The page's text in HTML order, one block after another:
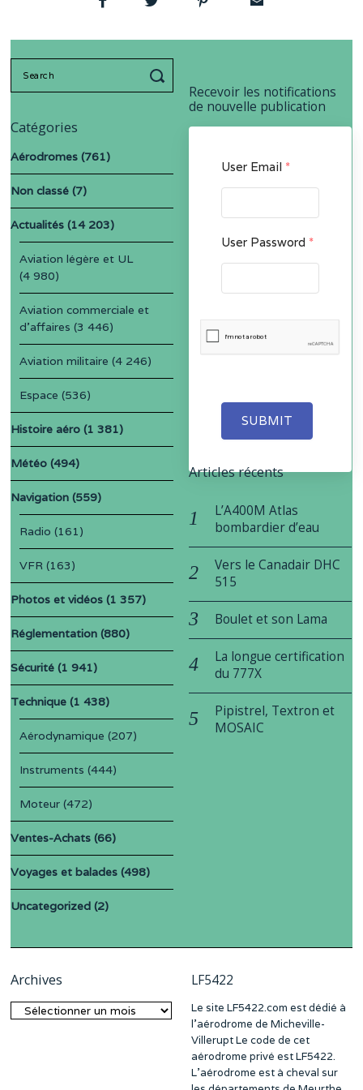
Recevoir les notifications
de nouvelle publication
User Email *
User Password *
SUBMIT
Catégories
Aérodromes (761)
Non classé (7)
Actualités (14 203)
Aviation légère et UL
(4 980)
Aviation commerciale et
d'affaires (3 446)
Aviation militaire (4 246)
Espace (536)
Histoire aéro (1 381)
Météo (494)
Navigation (559)
Radio (161)
VFR (163)
Photos et vidéos (1 357)
Réglementation (880)
Sécurité (1 941)
Technique (1 438)
Aérodynamique (207)
Instruments (444)
Moteur (472)
Ventes-Achats (66)
Voyages et balades (498)
Uncategorized (2)
Articles récents
L’A400M Atlas
bombardier d’eau
Vers le Canadair DHC
515
Boulet et son Lama
La longue certification
du 777X
Pipistrel, Textron et
MOSAIC
Archives
Archives
LF5422
Le site LF5422.com est dédié à
l’aérodrome de Micheville-
Villerupt Le code de cet
aérodrome privé est LF5422.
L’aérodrome est à cheval sur